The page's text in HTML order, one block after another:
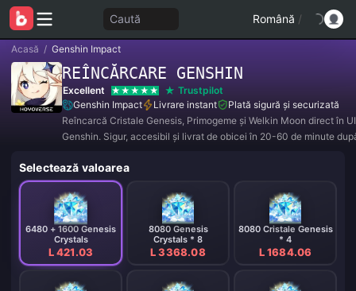
Caută Română /
Acasă / Genshin Impact
REÎNCĂRCARE GENSHIN
Excellent
Trustpilot
Genshin Impact
Livrare instant
Plată sigură și securizată
Reîncarcă Cristale Genesis, Primogeme și Welkin Moon direct în
Genshin. Sigur, accesibil și livrat de obicei în 20-60 de minute
Selectează valoarea
6480 + 1600 Genesis
Crystals
L 421.03
8080 Genesis
Crystals * 8
L 3368.08
8080 Cristale Genesis
* 4
L 1684.06